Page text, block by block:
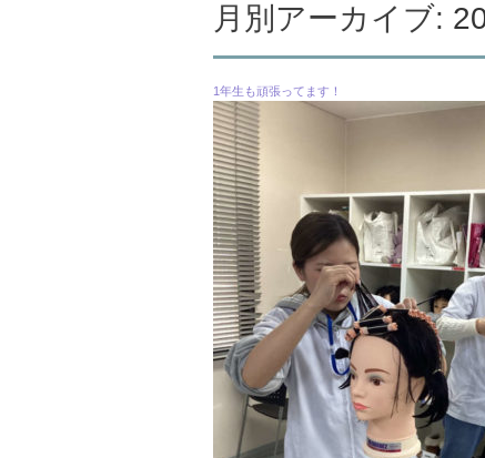
月別アーカイブ:
1年生も頑張ってます！